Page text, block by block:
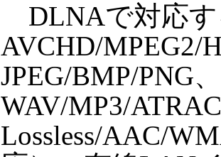
DLNAで対応す
AVCHD/MPEG2/
JPEG/BMP/PNG
WAV/MP3/
Lossless/AAC/